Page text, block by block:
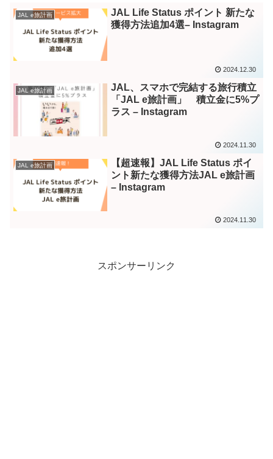
JAL e旅計画
JAL Life Status ポイント 新たな
獲得方法追加4選– Instagram
2024.12.30
JAL e旅計画
JAL、スマホで完結する旅行積立
「JAL e旅計画」 積立金に5%プ
ラス – Instagram
2024.11.30
JAL e旅計画
【超速報】JAL Life Status ポイ
ント新たな獲得方法JAL e旅計画
– Instagram
2024.11.30
スポンサーリンク